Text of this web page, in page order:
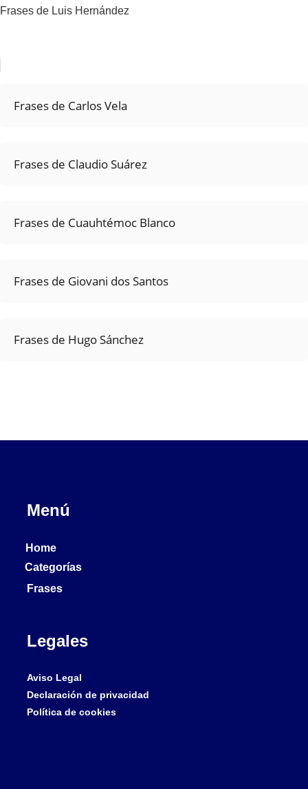
Frases de Luis Hernández
Frases de Carlos Vela
Frases de Claudio Suárez
Frases de Cuauhtémoc Blanco
Frases de Giovani dos Santos
Frases de Hugo Sánchez
Menú
Home
Categorías
Frases
Legales
Aviso Legal
Declaración de privacidad
Política de cookies